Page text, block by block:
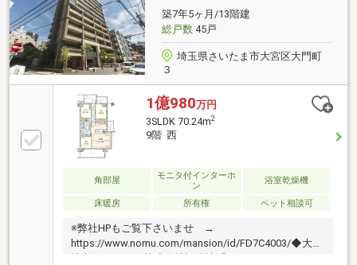
テルの会員優待・割引価格◆24時間365日 かけつけ
サポート
築7年5ヶ月/13階建
総戸数45戸
埼玉県さいたま市大宮区大門町
３
1億980万円
3SLDK 70.24m2
9階 西
角部屋
モニタ付インターホ
ン
浴室乾燥機
床暖房 所有権 ペット相談可
※弊社HPもご覧下さいませ →
https://www.nomu.com/mansion/id/FD7C4003/◆大和
地所レジデンス株式会社旧分譲「ヴェレーナグラン」